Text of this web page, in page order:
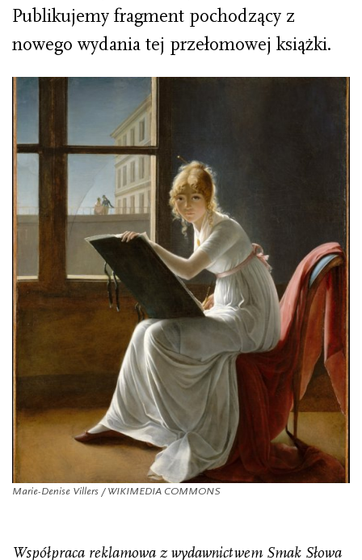
Publikujemy fragment pochodzący z
nowego wydania tej przełomowej książki.
Marie-Denise Villers / WIKIMEDIA COMMONS
Współpraca reklamowa z wydawnictwem Smak Słowa